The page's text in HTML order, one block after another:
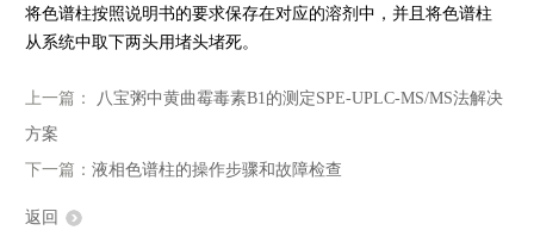
将色谱柱按照说明书的要求保存在对应的溶剂中，并且将色谱柱
从系统中取下两头用堵头堵死。
上一篇：
八宝粥中黄曲霉毒素B1的测定SPE-UPLC-MS/MS法解决
方案
下一篇：液相色谱柱的操作步骤和故障检查
返回